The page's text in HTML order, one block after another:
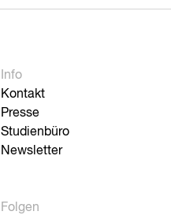
Info
Kontakt
Presse
Studienbüro
Newsletter
Folgen